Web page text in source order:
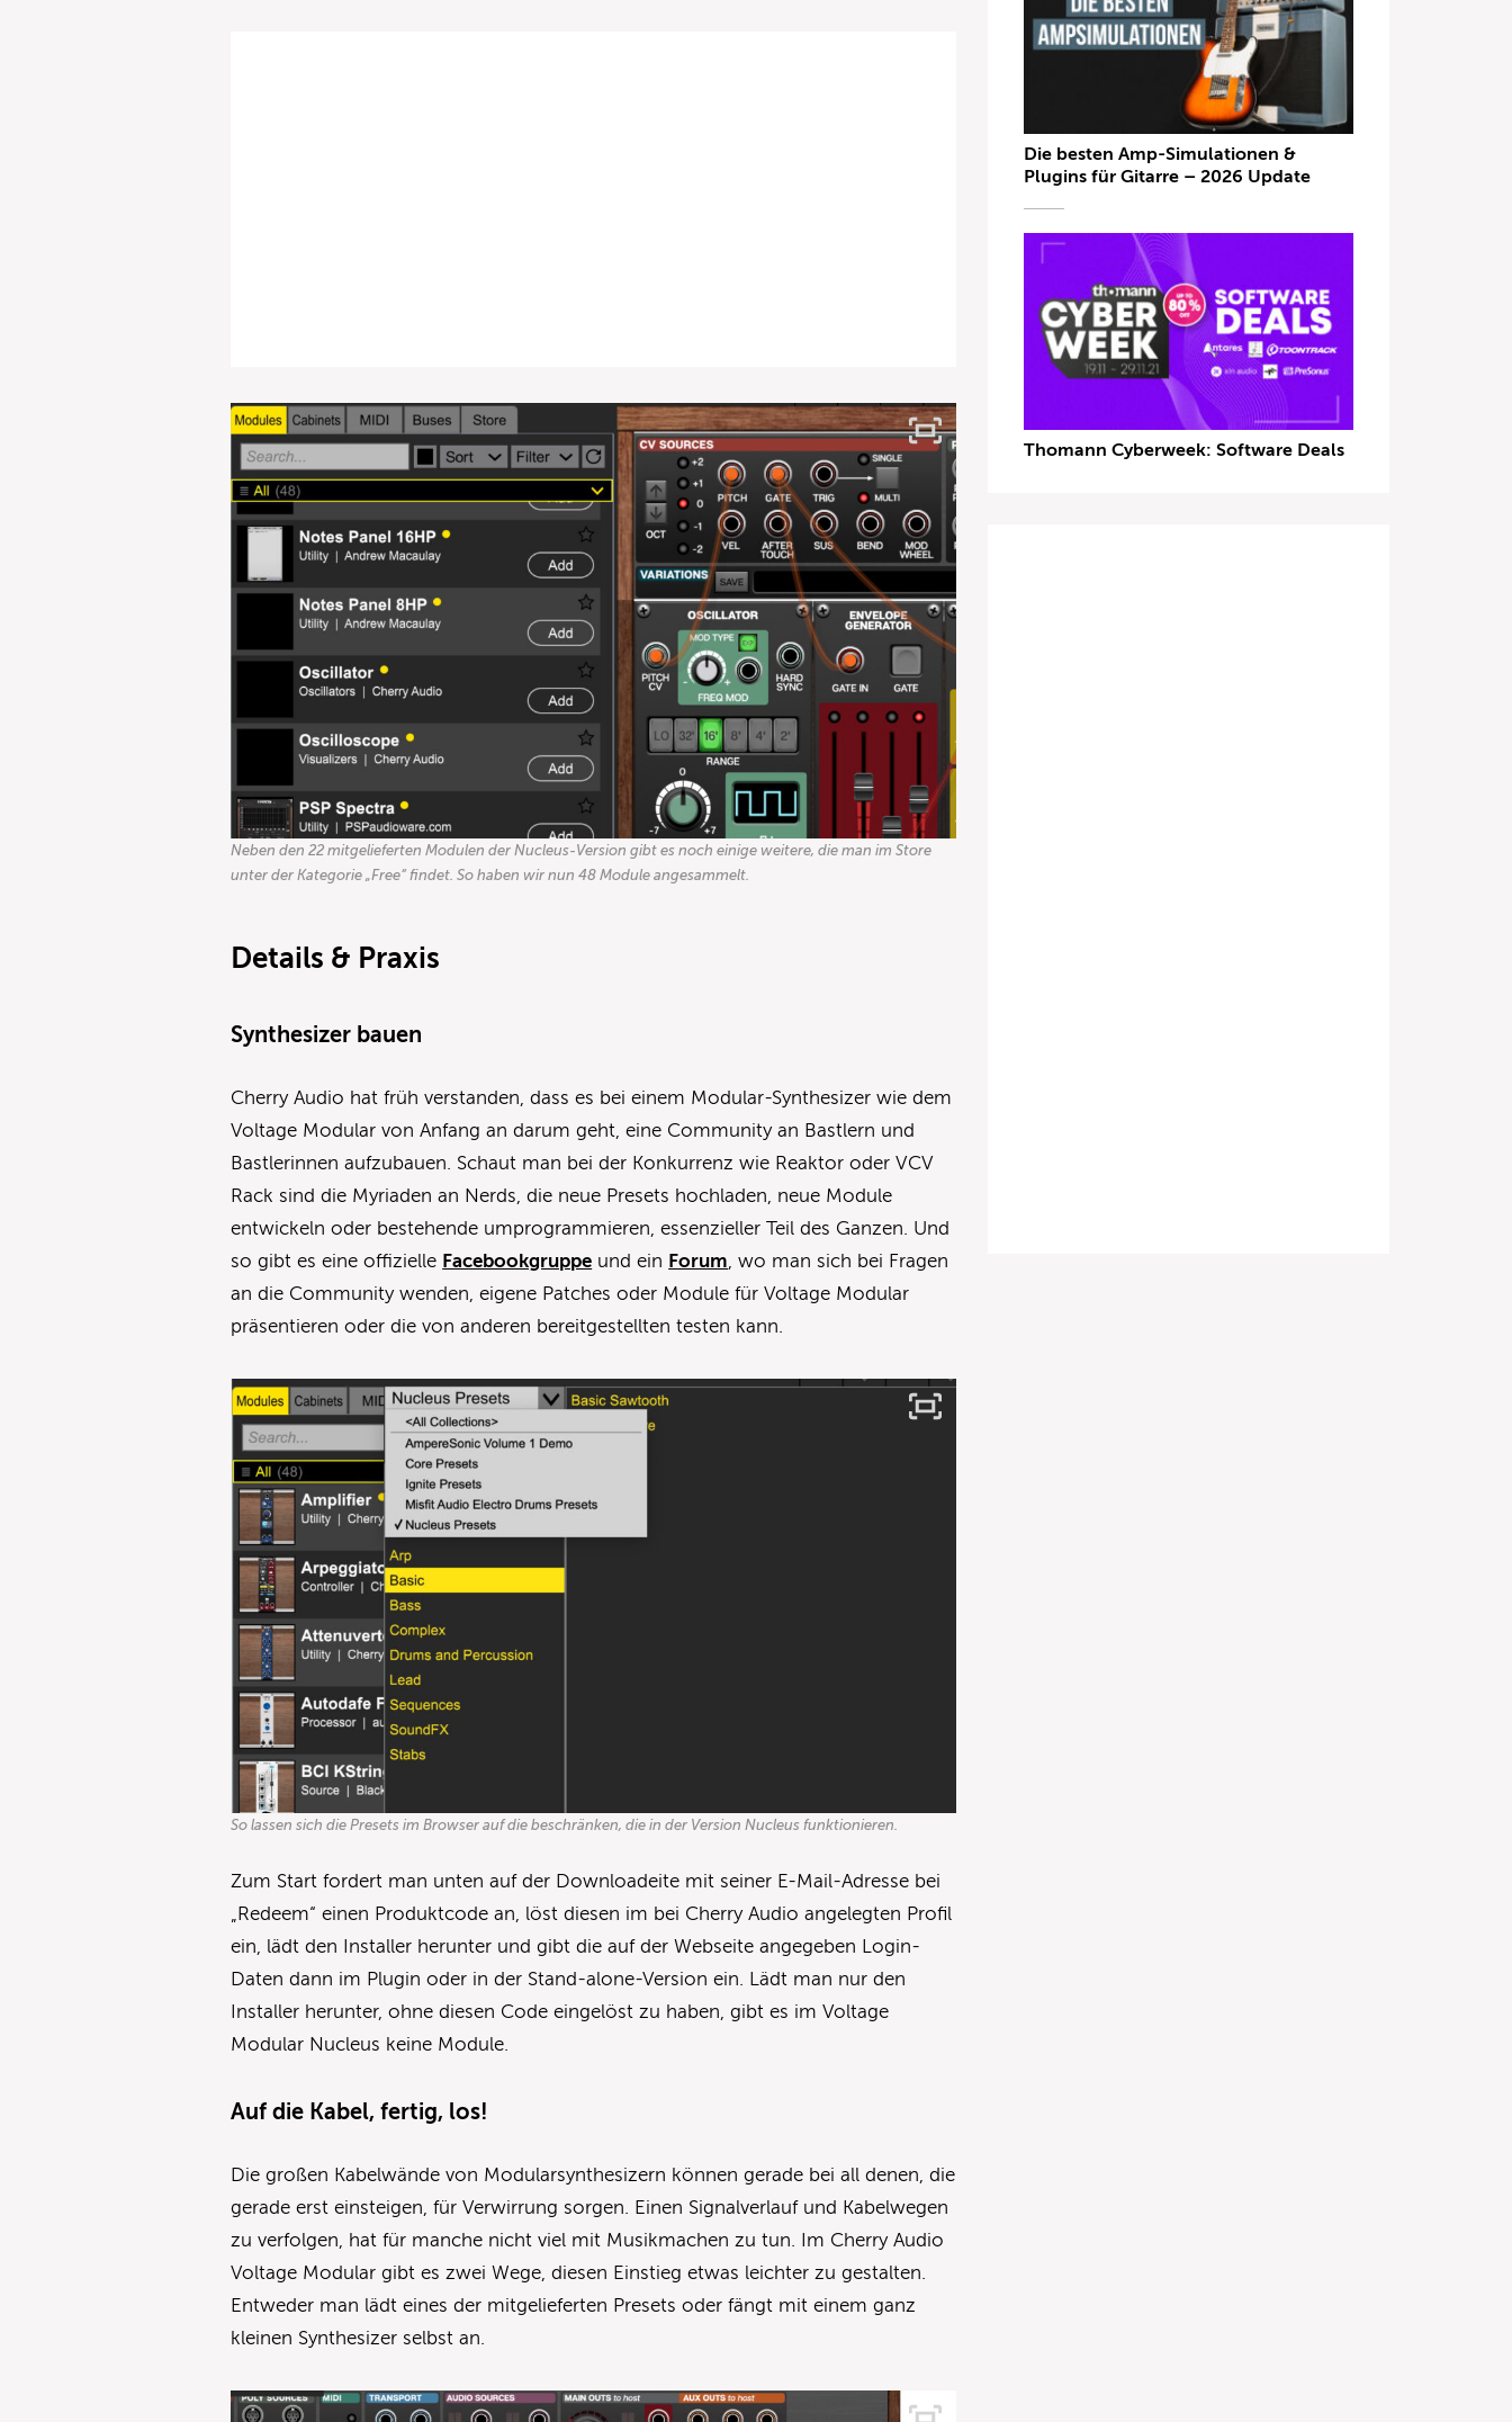
Neben den 22 mitgelieferten Modulen der Nucleus-Version gibt es noch einige weitere, die man im Store
unter der Kategorie „Free“ findet. So haben wir nun 48 Module angesammelt.
Details & Praxis
Synthesizer bauen
Cherry Audio hat früh verstanden, dass es bei einem Modular-Synthesizer wie dem
Voltage Modular von Anfang an darum geht, eine Community an Bastlern und
Bastlerinnen aufzubauen. Schaut man bei der Konkurrenz wie Reaktor oder VCV
Rack sind die Myriaden an Nerds, die neue Presets hochladen, neue Module
entwickeln oder bestehende umprogrammieren, essenzieller Teil des Ganzen. Und
so gibt es eine offizielle Facebookgruppe und ein Forum , wo man sich bei Fragen
an die Community wenden, eigene Patches oder Module für Voltage Modular
präsentieren oder die von anderen bereitgestellten testen kann.
So lassen sich die Presets im Browser auf die beschränken, die in der Version Nucleus funktionieren.
Zum Start fordert man unten auf der Downloadeite mit seiner E-Mail-Adresse bei
„Redeem“ einen Produktcode an, löst diesen im bei Cherry Audio angelegten Profil
ein, lädt den Installer herunter und gibt die auf der Webseite angegeben Login-
Daten dann im Plugin oder in der Stand-alone-Version ein. Lädt man nur den
Installer herunter, ohne diesen Code eingelöst zu haben, gibt es im Voltage
Modular Nucleus keine Module.
Auf die Kabel, fertig, los!
Die großen Kabelwände von Modularsynthesizern können gerade bei all denen, die
gerade erst einsteigen, für Verwirrung sorgen. Einen Signalverlauf und Kabelwegen
zu verfolgen, hat für manche nicht viel mit Musikmachen zu tun. Im Cherry Audio
Voltage Modular gibt es zwei Wege, diesen Einstieg etwas leichter zu gestalten.
Entweder man lädt eines der mitgelieferten Presets oder fängt mit einem ganz
kleinen Synthesizer selbst an.
Die besten Amp-Simulationen &
Plugins für Gitarre – 2026 Update
Thomann Cyberweek: Software Deals